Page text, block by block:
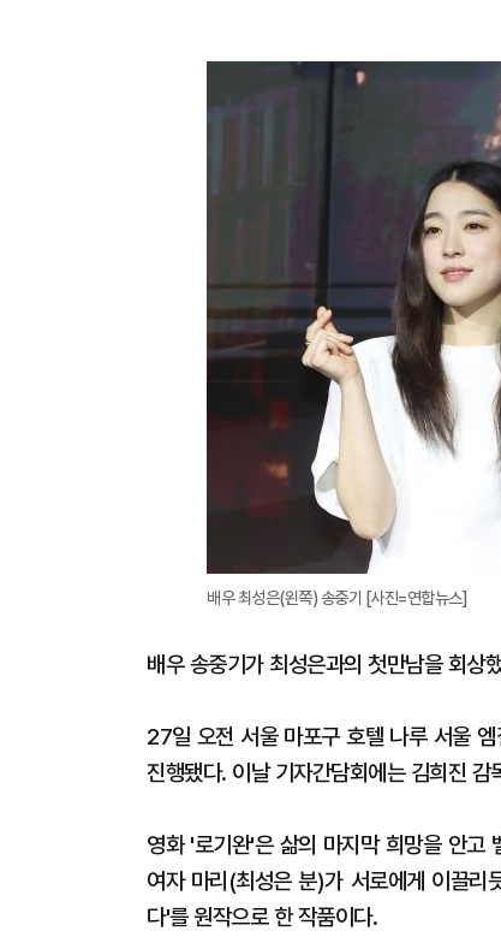
배우 최성은(왼쪽) 송중기 [사진=연합뉴스]
배우 송중기가 최성은과의 첫만남을 회상
27일 오전 서울 마포구 호텔 나루 서울
진행됐다. 이날 기자간담회에는 김희진
영화 '로기완'은 삶의 마지막 희망을 안고
여자 마리(최성은 분)가 서로에게 이끌리
다'를 원작으로 한 작품이다.